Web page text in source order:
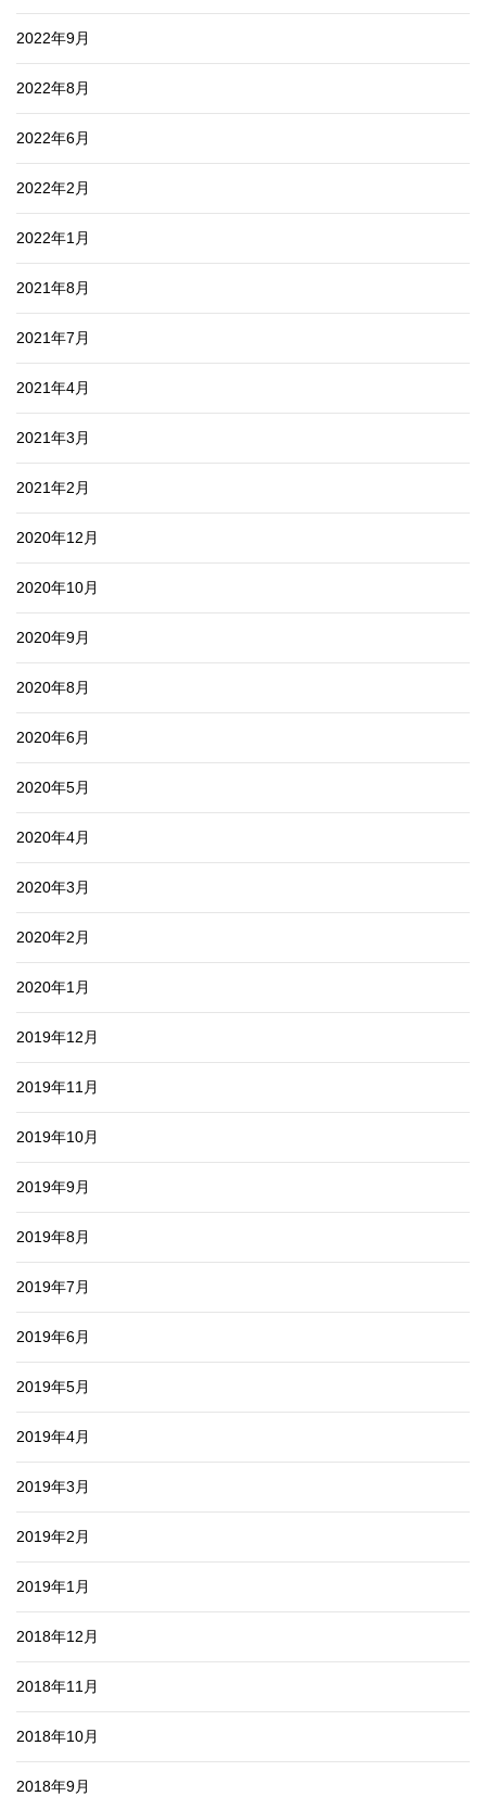
2022年9月
2022年8月
2022年6月
2022年2月
2022年1月
2021年8月
2021年7月
2021年4月
2021年3月
2021年2月
2020年12月
2020年10月
2020年9月
2020年8月
2020年6月
2020年5月
2020年4月
2020年3月
2020年2月
2020年1月
2019年12月
2019年11月
2019年10月
2019年9月
2019年8月
2019年7月
2019年6月
2019年5月
2019年4月
2019年3月
2019年2月
2019年1月
2018年12月
2018年11月
2018年10月
2018年9月